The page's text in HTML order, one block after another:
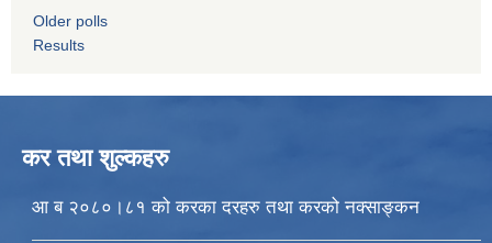
Older polls
Results
कर तथा शुल्कहरु
आ ब २०८०।८१ को करका दरहरु तथा करको नक्साङ्कन